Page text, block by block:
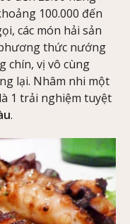
100.000 đến
các món hải sản
thức nướng
chín, vị vô cùng
lại. Nhâm nhi một
1 trải nghiệm tuyệt
.